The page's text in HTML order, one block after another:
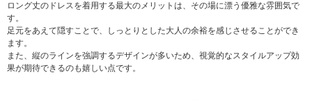
ロング丈のドレスを着用する最大のメリットは、その場に漂う優雅な雰囲気で
す。
足元をあえて隠すことで、しっとりとした大人の余裕を感じさせることができ
ます。
また、縦のラインを強調するデザインが多いため、視覚的なスタイルアップ効
果が期待できるのも嬉しい点です。